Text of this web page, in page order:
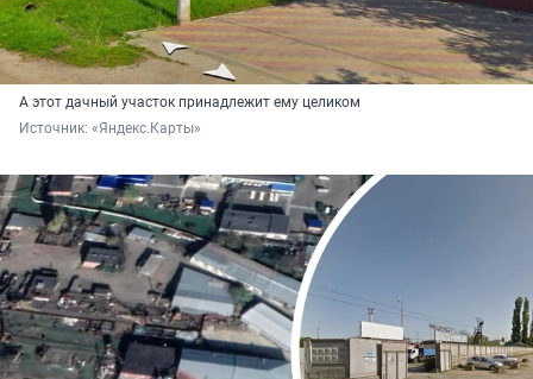
А этот дачный участок принадлежит ему целиком
Источник: «Яндекс.Карты»